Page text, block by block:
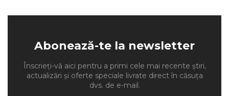
Abonează-te la newsletter
Înscrieți-vă aici pentru a primi cele mai recente știri,
actualizări și oferte speciale livrate direct în căsuța
dvs. de e-mail.